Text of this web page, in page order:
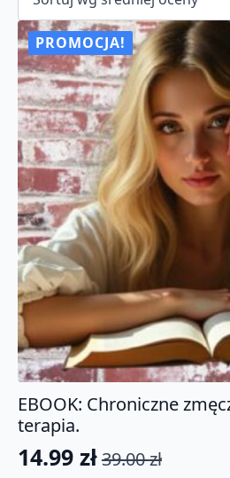
PROMOCJA!
EBOOK: Chroniczne
terapia.
39.00zł
Pierwotna
14.99 zł
Aktualna